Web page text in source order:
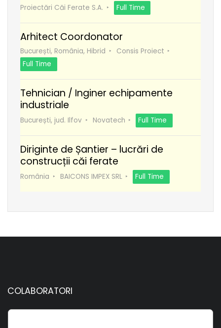
Proiectări Căi Ferate S.A.
Full Time
Arhitect Coordonator
București, România, Hibrid
Consis Proiect
Full Time
Tehnician / Inginer echipamente
industriale
București, jud. Ilfov Novatech Full Time
Diriginte de Șantier – lucrări de
construcții căi ferate
România BAICONS IMPEX SRL Full Time
COLABORATORI